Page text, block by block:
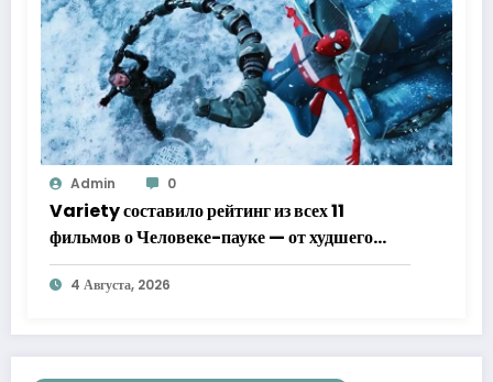
Admin 0
Variety составило рейтинг из всех 11
фильмов о Человеке-пауке — от худшего
к лучшему
4 Августа, 2026